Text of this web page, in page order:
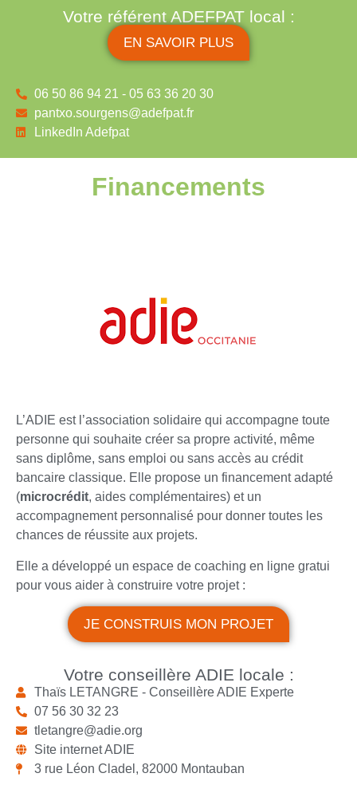
Votre référent ADEFPAT local :
EN SAVOIR PLUS
06 50 86 94 21 - 05 63 36 20 30
pantxo.sourgens@adefpat.fr
LinkedIn Adefpat
Financements
L’ADIE est l’association solidaire qui accompagne toute
personne qui souhaite créer sa propre activité, même
sans diplôme, sans emploi ou sans accès au crédit
bancaire classique. Elle propose un financement adapté
(microcrédit, aides complémentaires) et un
accompagnement personnalisé pour donner toutes les
chances de réussite aux projets.
Elle a développé un espace de coaching en ligne gratui
pour vous aider à construire votre projet :
JE CONSTRUIS MON PROJET
Votre conseillère ADIE locale :
Thaïs LETANGRE - Conseillère ADIE Experte
07 56 30 32 23
tletangre@adie.org
Site internet ADIE
3 rue Léon Cladel, 82000 Montauban